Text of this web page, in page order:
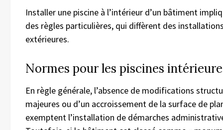
Installer une piscine à l’intérieur d’un bâtiment
des règles particulières, qui diffèrent des
extérieures.
Normes pour les piscines
En règle générale, l’absence de modifications
majeures ou d’un accroissement de la surface de
exemptent l’installation de démarches